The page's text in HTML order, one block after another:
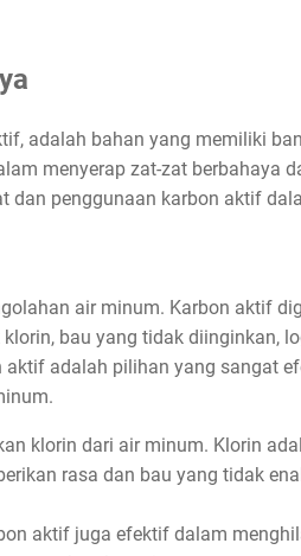
adalah bahan yang memiliki
menyerap zat-zat berbahaya
dan penggunaan karbon aktif
air minum. Karbon aktif
bau yang tidak diinginkan,
adalah pilihan yang sangat
klorin dari air minum. Klorin
rasa dan bau yang tidak
aktif juga efektif dalam